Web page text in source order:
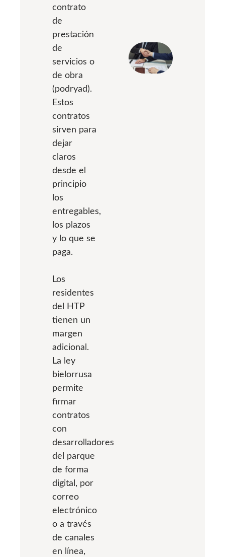
contrato
de
prestación
de
servicios o
de obra
(podryad).
Estos
contratos
sirven para
dejar
claros
desde el
principio
los
entregables,
los plazos
y lo que se
paga.
Los
residentes
del HTP
tienen un
margen
adicional.
La ley
bielorrusa
permite
firmar
contratos
con
desarrolladores
del parque
de forma
digital, por
correo
electrónico
o a través
de canales
en línea,